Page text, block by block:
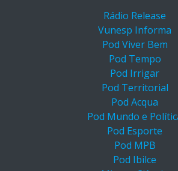
Rádio Release
Vunesp Informa
Pod Viver Bem
Pod Tempo
Pod Irrigar
Pod Territorial
Pod Acqua
Pod Mundo e
Pod Esporte
Pod MPB
Pod Ibilce